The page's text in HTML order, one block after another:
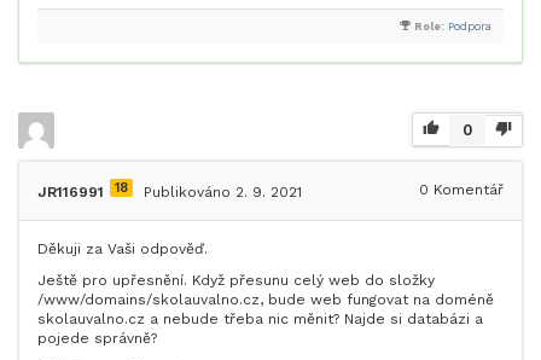
Role: Podpora
0
JR116991 18 Publikováno 2. 9. 2021 0 Komentář
Děkuji za Vaši odpověď.
Ještě pro upřesnění. Když přesunu celý web do složky
/www/domains/skolauvalno.cz, bude web fungovat na doméně
skolauvalno.cz a nebude třeba nic měnit? Najde si databázi a
pojede správně?